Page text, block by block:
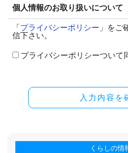
個人情報のお取り扱いについて
「 プライバシーポリシー 」をご
信下さい。
プライバシーポリシーついて
入力内容を
くらしの情